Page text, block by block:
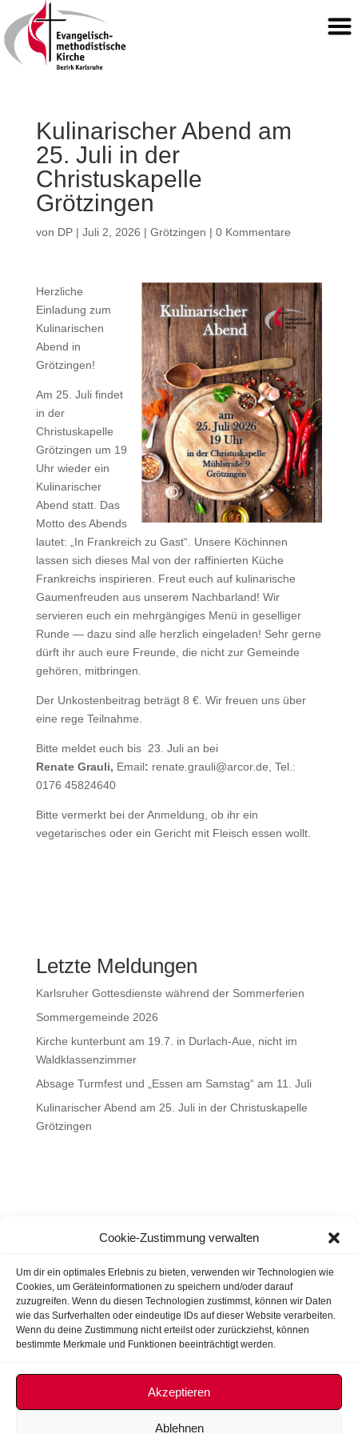
Cookie-Zustimmung verwalten
Um dir ein optimales Erlebnis zu bieten, verwenden wir Technologien wie
Cookies, um Geräteinformationen zu speichern und/oder darauf
zuzugreifen. Wenn du diesen Technologien zustimmst, können wir Daten
wie das Surfverhalten oder eindeutige IDs auf dieser Website verarbeiten.
Wenn du deine Zustimmung nicht erteilst oder zurückziehst, können
bestimmte Merkmale und Funktionen beeinträchtigt werden.
Akzeptieren
Ablehnen
Kulinarischer Abend am
25. Juli in der
Christuskapelle
Grötzingen
von DP| Juli 2, 2026 | Grötzingen | 0 Kommentare
Herzliche
Einladung zum
Kulinarischen
Abend in
Grötzingen!
Am 25. Juli findet
in der
Christuskapelle
Grötzingen um 19
Uhr wieder ein
Kulinarischer
Abend statt. Das
Motto des Abends
lautet: „In Frankreich zu Gast“. Unsere Köchinnen
lassen sich dieses Mal von der raffinierten Küche
Frankreichs inspirieren. Freut euch auf kulinarische
Gaumenfreuden aus unserem Nachbarland! Wir
servieren euch ein mehrgängiges Menü in geselliger
Runde — dazu sind alle herzlich eingeladen! Sehr gerne
dürft ihr auch eure Freunde, die nicht zur Gemeinde
gehören, mitbringen.
Der Unkostenbeitrag beträgt 8 €. Wir freuen uns über
eine rege Teilnahme.
Bitte meldet euch bis 23. Juli an bei
Renate Grauli, Email: renate.grauli@arcor.de, Tel.:
0176 45824640
Bitte vermerkt bei der Anmeldung, ob ihr ein
vegetarisches oder ein Gericht mit Fleisch essen wollt.
Letzte Meldungen
Karlsruher Gottesdienste während der Sommerferien
Sommergemeinde 2026
Kirche kunterbunt am 19.7. in Durlach-Aue, nicht im
Waldklassenzimmer
Absage Turmfest und „Essen am Samstag“ am 11. Juli
Kulinarischer Abend am 25. Juli in der Christuskapelle
Grötzingen